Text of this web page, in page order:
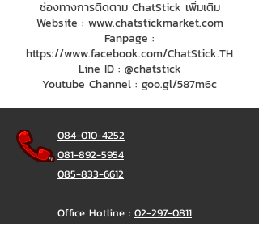
ช่องทางการติดตาม ChatStick เพิ่มเติม
Website : www.chatstickmarket.com
Fanpage :
https://www.facebook.com/ChatStick.TH
Line ID : @chatstick
Youtube Channel : goo.gl/587m6c
084-010-4252
081-892-5954
085-833-6612
Office Hotline : 02-297-0811